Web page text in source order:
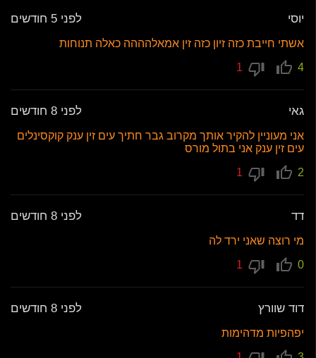
יוסי לפני 5 חודשים
אשתי חייבת כזה זיון כזה זין אמאלהההה כאלה תנוחות
4
גאי לפני 8 חודשים
אני מעוניין להקיר אותך מקרוב גבר חתיך עים זין ענק קוקסינלים
עים זין ענק אני בתול מורס
2
דד לפני 8 חודשים
מי רוצה שאני ירד לה
0
דוד שוורץ לפני 8 חודשים
יפהפיות מדהימות